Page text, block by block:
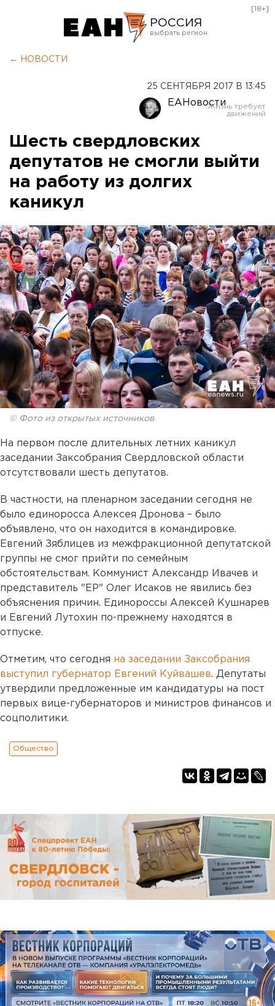
РОССИЯ
Оренбург
[18+]
← НОВОСТИ
25 СЕНТЯБРЯ 2017 В 13:45
ЕАНовости
Шесть свердловских
депутатов не смогли выйти
на работу из долгих
каникул
© Фото из открытых источников
На первом после длительных летних каникул
заседании Заксобрания Свердловской области
отсутствовали шесть депутатов.
В частности, на пленарном заседании сегодня не
было единоросса Алексея Дронова – было
объявлено, что он находится в командировке.
Евгений Зяблицев из межфракционной депутатской
группы не смог прийти по семейным
обстоятельствам. Коммунист Александр Ивачев и
представитель "ЕР" Олег Исаков не явились без
объяснения причин. Единороссы Алексей Кушнарев
и Евгений Лутохин по-прежнему находятся в
отпуске.
Отметим, что сегодня на заседании Заксобрания
выступил губернатор Евгений Куйвашев. Депутаты
утвердили предложенные им кандидатуры на пост
первых вице-губернаторов и министров финансов и
соцполитики.
Общество